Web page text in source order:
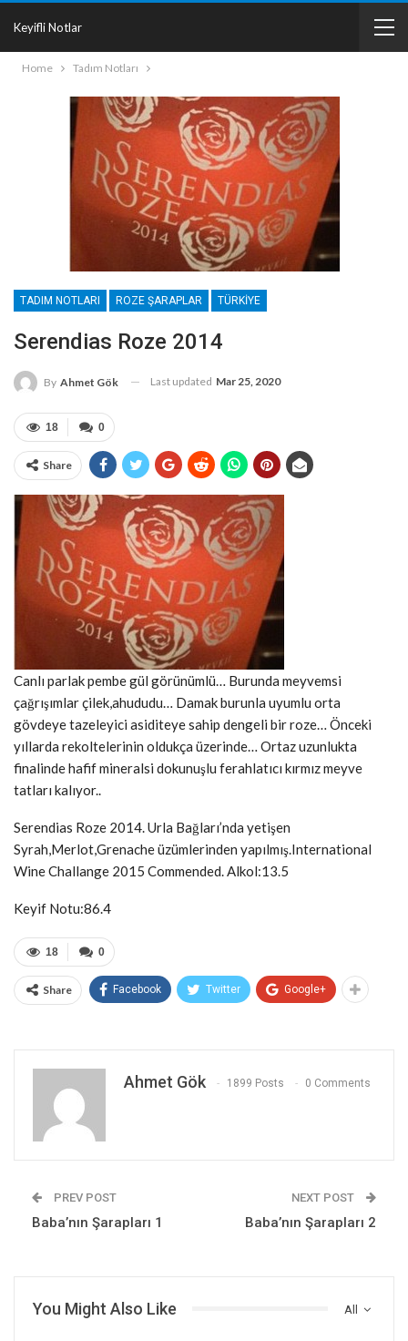
Keyifli Notlar
Home Tadım Notları
TADIM NOTLARI ROZE ŞARAPLAR TÜRKIYE
Serendias Roze 2014
By Ahmet Gök Last updated Mar 25, 2020
0
18
Share
Canlı parlak pembe gül görünümlü… Burunda meyvemsi
çağrışımlar çilek,ahududu… Damak burunla uyumlu orta
gövdeye tazeleyici asiditeye sahip dengeli bir roze… Önceki
yıllarda rekoltelerinin oldukça üzerinde… Ortaz uzunlukta
finalinde hafif mineralsi dokunuşlu ferahlatıcı kırmız meyve
tatları kalıyor..
Serendias Roze 2014. Urla Bağları’nda yetişen
Syrah,Merlot,Grenache üzümlerinden yapılmış.International
Wine Challange 2015 Commended. Alkol:13.5
Keyif Notu:86.4
0
18
Share Facebook Twitter Google+
Ahmet Gök 1899 Posts 0 Comments
PREV POST
Baba’nın Şarapları 1
NEXT POST
Baba’nın Şarapları 2
All
You Might Also Like